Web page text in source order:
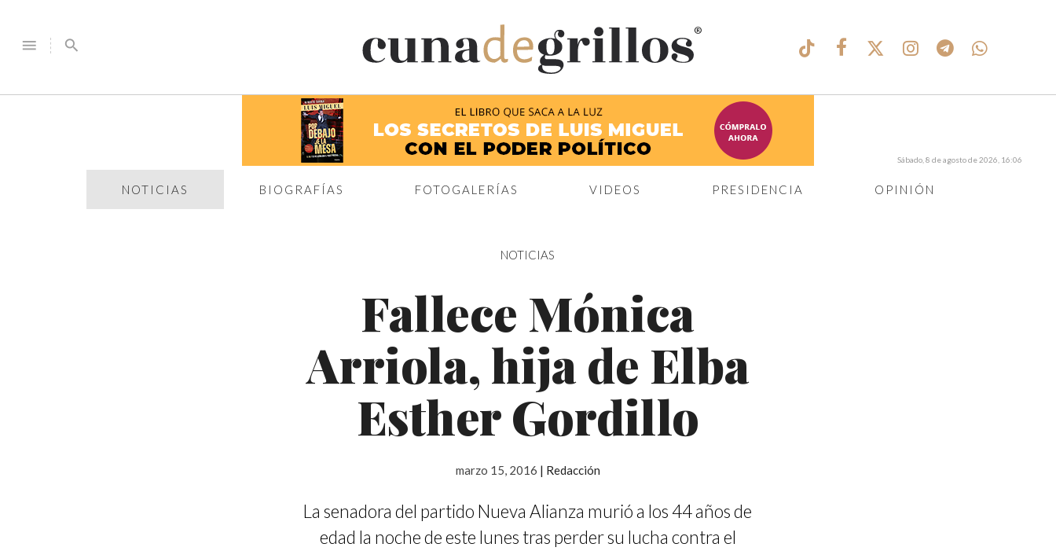
menu search
®
NOTICIAS BIOGRAFÍAS FOTOGALERÍAS VIDEOS PRESIDENCIA OPINIÓN
Sábado, 8 de agosto de 2026, 16:06
NOTICIAS
Fallece Mónica
Arriola, hija de Elba
Esther Gordillo
marzo 15, 2016 | Redacción
La senadora del partido Nueva Alianza murió a los 44 años de
edad la noche de este lunes tras perder su lucha contra el